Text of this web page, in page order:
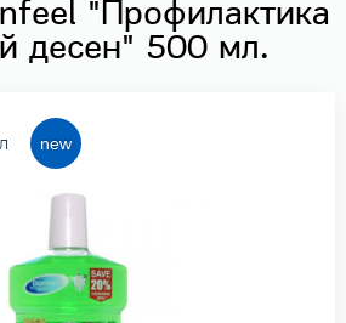
"Профилактика
десен" 500 мл.